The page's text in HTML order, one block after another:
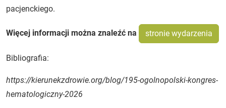
pacjenckiego.
Więcej informacji można znaleźć na stronie wydarzenia
Bibliografia:
https://kierunekzdrowie.org/blog/195-ogolnopolski-kongres-
hematologiczny-2026